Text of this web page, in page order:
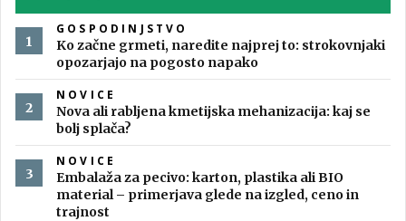
GOSPODINJSTVO
Ko začne grmeti, naredite najprej to: strokovnjaki
opozarjajo na pogosto napako
NOVICE
Nova ali rabljena kmetijska mehanizacija: kaj se
bolj splača?
NOVICE
Embalaža za pecivo: karton, plastika ali BIO
material – primerjava glede na izgled, ceno in
trajnost